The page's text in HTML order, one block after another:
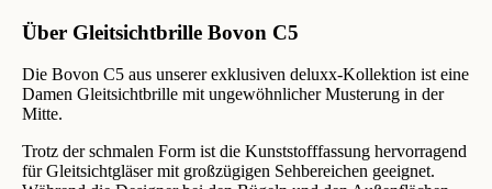
Über Gleitsichtbrille Bovon C5
Die Bovon C5 aus unserer exklusiven deluxx-Kollektion ist eine
Damen Gleitsichtbrille mit ungewöhnlicher Musterung in der
Mitte.
Trotz der schmalen Form ist die Kunststofffassung hervorragend
für Gleitsichtgläser mit großzügigen Sehbereichen geeignet.